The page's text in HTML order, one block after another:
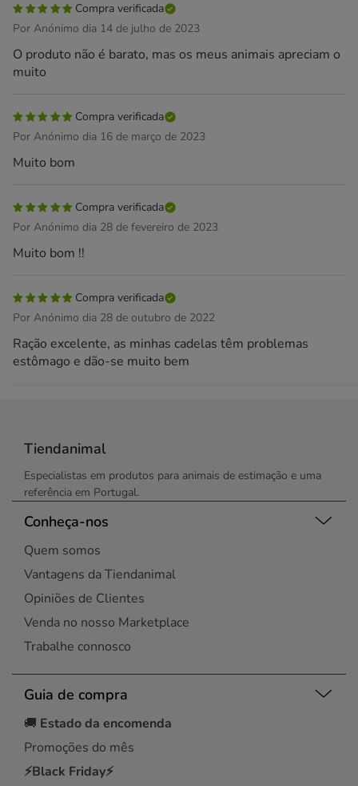
Compra verificada
Por Anónimo dia 14 de julho de 2023
O produto não é barato, mas os meus animais apreciam o
muito
Compra verificada
Por Anónimo dia 16 de março de 2023
Muito bom
Compra verificada
Por Anónimo dia 28 de fevereiro de 2023
Muito bom !!
Compra verificada
Por Anónimo dia 28 de outubro de 2022
Ração excelente, as minhas cadelas têm problemas
estômago e dão-se muito bem
Tiendanimal
Especialistas em produtos para animais de estimação e uma
referência em Portugal.
Conheça-nos
Quem somos
Vantagens da Tiendanimal
Opiniões de Clientes
Venda no nosso Marketplace
Trabalhe connosco
Guia de compra
🚚 Estado da encomenda
Promoções do mês
⚡Black Friday⚡